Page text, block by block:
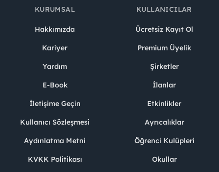
KURUMSAL
Hakkımızda
Kariyer
Yardım
E-Book
İletişime Geçin
Kullanıcı Sözleşmesi
Aydınlatma Metni
KVKK Politikası
KULLANICILAR
Ücretsiz Kayıt Ol
Premium Üyelik
Şirketler
İlanlar
Etkinlikler
Ayrıcalıklar
Öğrenci Kulüpleri
Okullar